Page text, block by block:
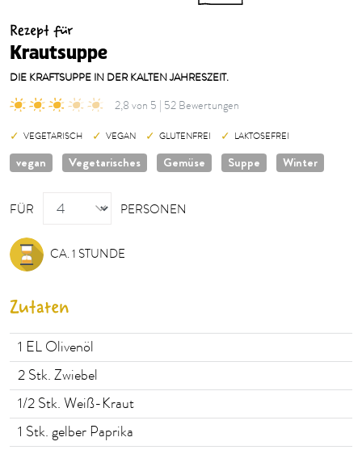
Rezept für
Krautsuppe
DIE KRAFTSUPPE IN DER KALTEN JAHRESZEIT.
2,8 von 5 | 52 Bewertungen
VEGETARISCH VEGAN GLUTENFREI LAKTOSEFREI
vegan Vegetarisches Gemüse Suppe Winter
FÜR
PERSONEN
PERSONEN
CA. 1 STUNDE
Zutaten
1 EL Olivenöl
2 Stk. Zwiebel
1/2 Stk. Weiß-Kraut
1 Stk. gelber Paprika